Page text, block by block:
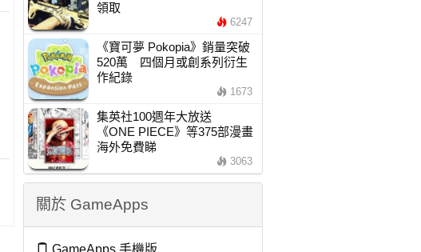
領取
6247
《寶可夢 Pokopia》銷量突破
520萬 四個月或創系列衍生
作紀錄
1673
集英社100週年大放送
《ONE PIECE》等375部漫畫
海外免費睇
3063
關於 GameApps
GameApps 手機版